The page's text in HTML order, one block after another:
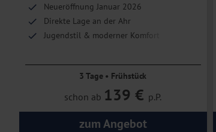
Neueröffnung Januar 2026
Direkte Lage an der Ahr
Jugendstil & moderner Komfort
3 Tage • Frühstück
schon ab 139 € p.P.
zum Angebot